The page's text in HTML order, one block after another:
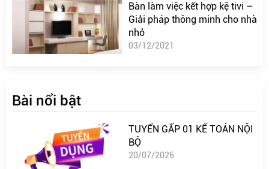
Bàn làm việc kết hợp kệ tivi –
Giải pháp thông minh cho nhà
nhỏ
03/12/2021
Bài nổi bật
TUYỂN GẤP 01 KẾ TOÁN NỘI
BỘ
20/07/2026